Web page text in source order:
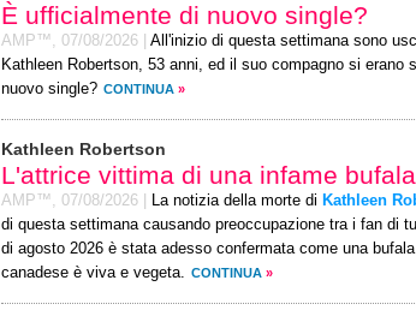
È ufficialmente di nuovo single?
AMP™, 07/08/2026
All'inizio di questa settimana sono
Kathleen Robertson, 53 anni, ed il suo compagno si erano
nuovo single? CONTINUA »
Kathleen Robertson
L'attrice vittima di una infame bufala
AMP™, 07/08/2026 La notizia della morte di Kathleen
di questa settimana causando preoccupazione tra i fan di
di agosto 2026 è stata adesso confermata come una
canadese è viva e vegeta. CONTINUA »